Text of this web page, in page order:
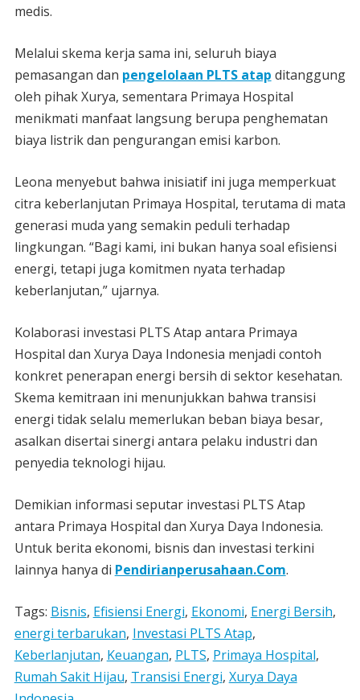
medis.
Melalui skema kerja sama ini, seluruh biaya
pemasangan dan pengelolaan PLTS atap ditanggung
oleh pihak Xurya, sementara Primaya Hospital
menikmati manfaat langsung berupa penghematan
biaya listrik dan pengurangan emisi karbon.
Leona menyebut bahwa inisiatif ini juga memperkuat
citra keberlanjutan Primaya Hospital, terutama di mata
generasi muda yang semakin peduli terhadap
lingkungan. “Bagi kami, ini bukan hanya soal efisiensi
energi, tetapi juga komitmen nyata terhadap
keberlanjutan,” ujarnya.
Kolaborasi investasi PLTS Atap antara Primaya
Hospital dan Xurya Daya Indonesia menjadi contoh
konkret penerapan energi bersih di sektor kesehatan.
Skema kemitraan ini menunjukkan bahwa transisi
energi tidak selalu memerlukan beban biaya besar,
asalkan disertai sinergi antara pelaku industri dan
penyedia teknologi hijau.
Demikian informasi seputar investasi PLTS Atap
antara Primaya Hospital dan Xurya Daya Indonesia.
Untuk berita ekonomi, bisnis dan investasi terkini
lainnya hanya di Pendirianperusahaan.Com.
Tags: Bisnis, Efisiensi Energi, Ekonomi, Energi Bersih,
energi terbarukan, Investasi PLTS Atap,
Keberlanjutan, Keuangan, PLTS, Primaya Hospital,
Rumah Sakit Hijau, Transisi Energi, Xurya Daya